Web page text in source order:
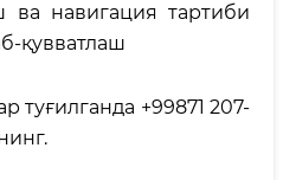
ва навигация тартиби
қувватлаш
туғилганда +99871 207-